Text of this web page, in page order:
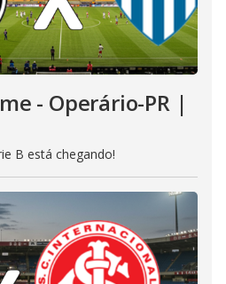
- Operário-PR |
B está chegando!